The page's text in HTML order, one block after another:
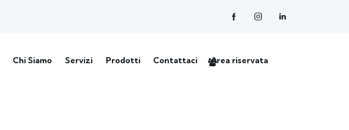
Chi Siamo Servizi Prodotti Contattaci Area riservata